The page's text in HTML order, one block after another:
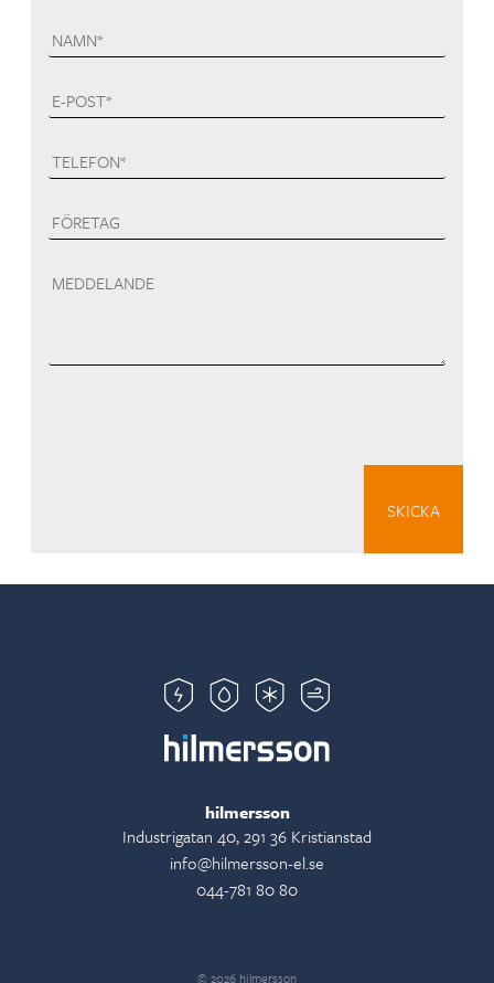
hilmersson
Industrigatan 40, 291 36 Kristianstad
info@hilmersson-el.se
044-781 80 80
© 2026 hilmersson